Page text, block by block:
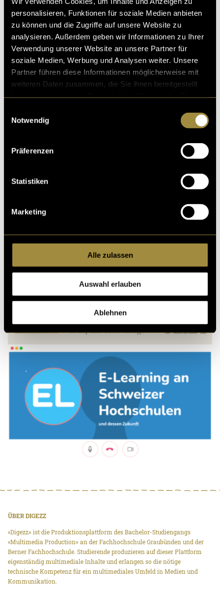
personalisieren, Funktionen für soziale Medien anbieten
zu können und die Zugriffe auf unsere Website zu
analysieren. Außerdem geben wir Informationen zu Ihrer
Verwendung unserer Website an unsere Partner für
soziale Medien, Werbung und Analysen weiter. Unsere
Partner führen diese Informationen möglicherweise mit
weiteren Daten zusammen, die Sie ihnen bereitgestellt
Notwendig
Präferenzen
Statistiken
Marketing
Alle zulassen
Auswahl erlauben
Ablehnen
Ähnliche Artikel
Python
ÜBER DIGEZZ
«Digezz» ist die Produktionsplattform des Bachelor-Studiengangs
«Multimedia Production» an der Fachhochschule Graubünden und der
Berner Fachhochschule. Studierende produzieren auf dieser Plattform
eigenständig multimediale Inhalte und erlangen so die nötige
technische Kompetenz für ein multimediales Umfeld in Medien und
Kommunikation.